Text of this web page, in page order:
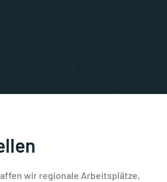
wir regionale Arbeitsplätze,